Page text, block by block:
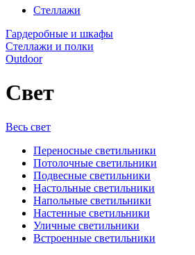
Стеллажи
Гардеробные и шкафы
Стеллажи и полки
Outdoor
Свет
Весь свет
Переносные светильники
Потолочные светильники
Подвесные светильники
Настольные светильники
Напольные светильники
Настенные светильники
Уличные светильники
Встроенные светильники